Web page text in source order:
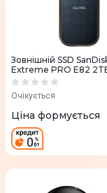
Зовнiшнiй SSD
Extreme PRO E82
Gen 3.2 Type-C
Очікується
Ціна формується